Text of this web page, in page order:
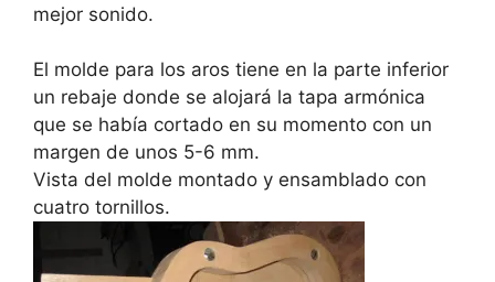
mejor sonido.
El molde para los aros tiene en la parte inferior
un rebaje donde se alojará la tapa armónica
que se había cortado en su momento con un
margen de unos 5-6 mm.
Vista del molde montado y ensamblado con
cuatro tornillos.